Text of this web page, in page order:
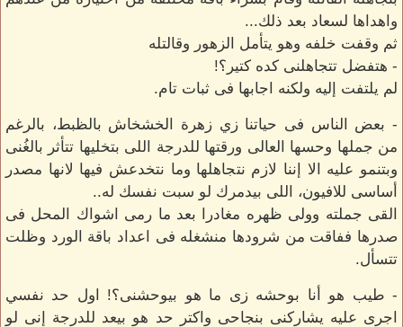
واهداها لسعاد بعد ذلك...
ثم وقفت خلفه وهو يتأمل الزهور وقالتله
- هتفضل تتجاهلنى كده كتير؟!
لم يلتفت إليه ولكنه اجابها فى ثبات تام.
- بعض الناس فى حياتنا زي زهرة الخشخاش بالظبط، بالرغم
من جملها وحسها العالى ورقتها للدرجة اللى بتخليها تتأثر بالغُنى
وبتنمو عليه الا إننا لازم نتجاهلها وما نتخدعش فيها لانها مصدر
أساسى للافيون، اللى بيدمرك لو سبت نفسك له..
القى جملته وولى ظهره مغادرا بعد ما رمى اشواك المحل فى
صدرها ففاقت من شرودها منشغله فى اعداد باقة الورد وظلت
تتسأل.
- طيب هو أنا بوحشه زى ما هو بيوحشنى؟! اول حد نفسي
اجرى عليه يشاركنى بنجاحى واكتر حد هو بيعد للدرجة إنى لو